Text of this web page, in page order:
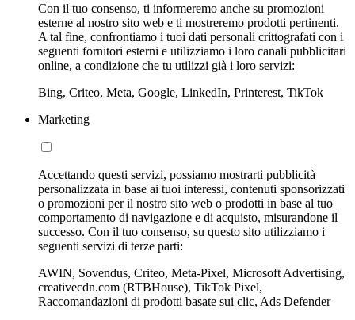
Con il tuo consenso, ti informeremo anche su promozioni
esterne al nostro sito web e ti mostreremo prodotti pertinenti.
A tal fine, confrontiamo i tuoi dati personali crittografati con i
seguenti fornitori esterni e utilizziamo i loro canali pubblicitari
online, a condizione che tu utilizzi già i loro servizi:
Bing, Criteo, Meta, Google, LinkedIn, Printerest, TikTok
Marketing
Accettando questi servizi, possiamo mostrarti pubblicità
personalizzata in base ai tuoi interessi, contenuti sponsorizzati
o promozioni per il nostro sito web o prodotti in base al tuo
comportamento di navigazione e di acquisto, misurandone il
successo. Con il tuo consenso, su questo sito utilizziamo i
seguenti servizi di terze parti:
AWIN, Sovendus, Criteo, Meta-Pixel, Microsoft Advertising,
creativecdn.com (RTBHouse), TikTok Pixel,
Raccomandazioni di prodotti basate sui clic, Ads Defender